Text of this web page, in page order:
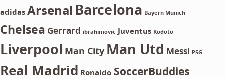
adidasArsenalBarcelona Bayern Munich
Chelsea Gerrard ibrahimovic Juventus Kodoto
Liverpool Man City Man Utd Messi PSG
Real Madrid Ronaldo SoccerBuddies